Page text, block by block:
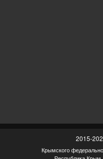
2015-
Крымского